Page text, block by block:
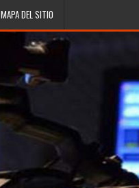
MAPA DEL SITIO